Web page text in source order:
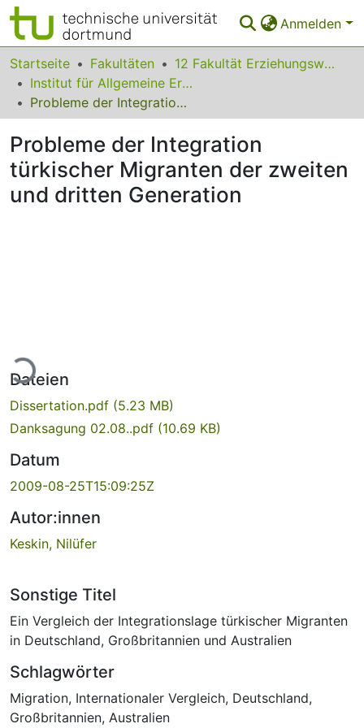
Anmelden
Bereiche & Sammlungen
Das gesamte Repositorium
FAQ
Leitlinien
Startseite Fakultäten
12 Fakultät Erziehungswissenschaft, Psychologie und Bildungsforschung
Institut für Allgemeine Erziehungswissenschaft und Berufspädagogik
Probleme der Integration türkischer Migranten der zweiten und dritten Generation
Probleme der Integration
türkischer Migranten der zweiten
und dritten Generation
Dateien
Dissertation.pdf (5.23 MB)
Danksagung 02.08..pdf (10.69 KB)
Datum
2009-08-25T15:09:25Z
Autor:innen
Keskin, Nilüfer
Sonstige Titel
Ein Vergleich der Integrationslage türkischer Migranten
in Deutschland, Großbritannien und Australien
Schlagwörter
Migration, Internationaler Vergleich, Deutschland,
Großbritannien, Australien